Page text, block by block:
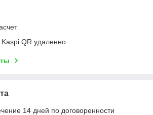
QR удаленно
14 дней по договоренности